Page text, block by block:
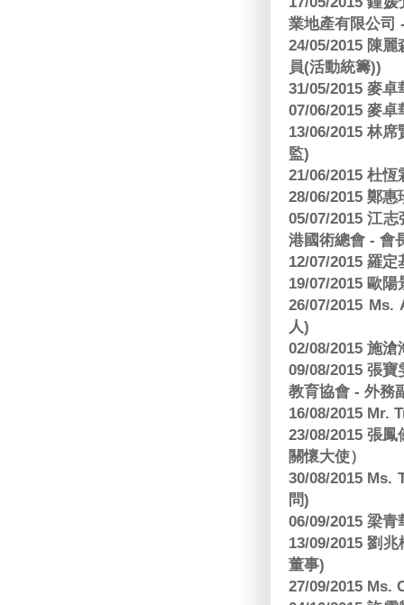
業地產有限公司
24/05/2015 陳
員(活動統籌))
31/05/2015 麥
07/06/2015 麥
13/06/2015 林
監)
21/06/2015 杜
28/06/2015 鄭
05/07/2015 江
港國術總會 - 會
12/07/2015 羅
19/07/2015 歐
26/07/2015
人)
02/08/2015 施
09/08/2015 張
教育協會 - 外務
16/08/2015 Mr.
23/08/2015 張
關懷大使）
30/08/2015 Ms.
問)
06/09/2015 梁
13/09/2015 劉
董事)
27/09/2015 Ms.